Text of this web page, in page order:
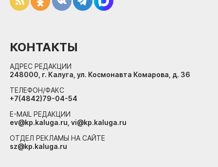
КОНТАКТЫ
АДРЕС РЕДАКЦИИ
248000, г. Калуга, ул. Космонавта Комарова, д. 36
ТЕЛЕФОН/ФАКС
+7(4842)79-04-54
E-MAIL РЕДАКЦИИ
ev@kp.kaluga.ru, vi@kp.kaluga.ru
ОТДЕЛ РЕКЛАМЫ НА САЙТЕ
sz@kp.kaluga.ru